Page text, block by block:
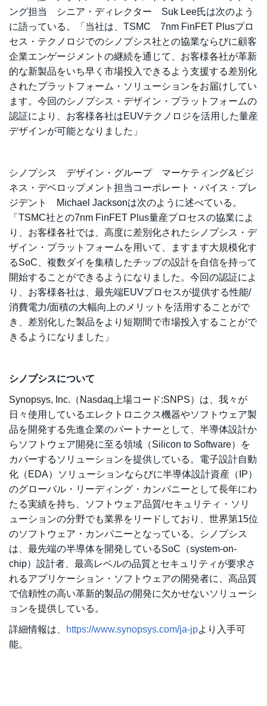
ング担当 シニア・ディレクター Suk Lee氏は次のよう
に語っている。「当社は、TSMC 7nm FinFET Plusプロ
セス・テクノロジでのシノプシス社との協業ならびに顧客
企業エンゲージメントの継続を通じて、お客様各社が革新
的な新製品をいち早く市場投入できるよう支援する差別化
されたプラットフォーム・ソリューションをお届けしてい
ます。今回のシノプシス・デザイン・プラットフォームの
認証により、お客様各社はEUVテクノロジを活用した量産
デザインが可能となりました」
シノプシス デザイン・グループ マーケティング&ビジ
ネス・デベロップメント担当コーポレート・バイス・プレ
ジデント Michael Jacksonは次のように述べている。
「TSMC社との7nm FinFET Plus量産プロセスの協業によ
り、お客様各社では、高度に差別化されたシノプシス・デ
ザイン・プラットフォームを用いて、ますます大規模化す
るSoC、複数ダイを集積したチップの設計を自信を持って
開始することができるようになりました。今回の認証によ
り、お客様各社は、最先端EUVプロセスが提供する性能/
消費電力/面積の大幅向上のメリットを活用することがで
き、差別化した製品をより短期間で市場投入することがで
きるようになりました」
シノプシスについて
Synopsys, Inc.（Nasdaq上場コード:SNPS）は、我々が
日々使用しているエレクトロニクス機器やソフトウェア製
品を開発する先進企業のパートナーとして、半導体設計か
らソフトウェア開発に至る領域（Silicon to Software）を
カバーするソリューションを提供している。電子設計自動
化（EDA）ソリューションならびに半導体設計資産（IP）
のグローバル・リーディング・カンパニーとして長年にわ
たる実績を持ち、ソフトウェア品質/セキュリティ・ソリ
ューションの分野でも業界をリードしており、世界第15位
のソフトウェア・カンパニーとなっている。シノプシス
は、最先端の半導体を開発しているSoC（system-on-
chip）設計者、最高レベルの品質とセキュリティが要求さ
れるアプリケーション・ソフトウェアの開発者に、高品質
で信頼性の高い革新的製品の開発に欠かせないソリューシ
ョンを提供している。
詳細情報は、 https://www.synopsys.com/ja-jpより入手可
能。